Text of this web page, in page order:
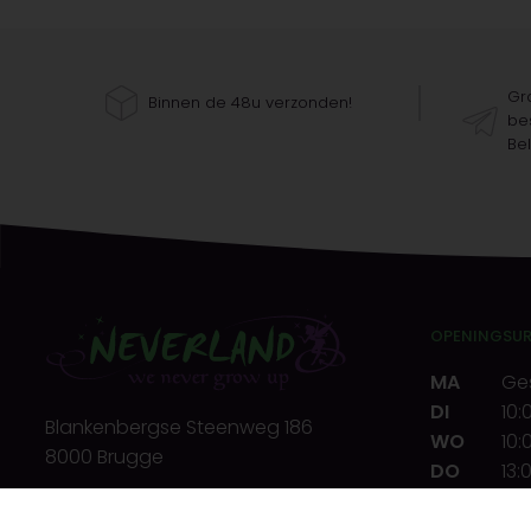
Binnen de 48u verzonden!
Blankenbergse Steenweg 186
8000 Brugge
MA
DI
WO
DO